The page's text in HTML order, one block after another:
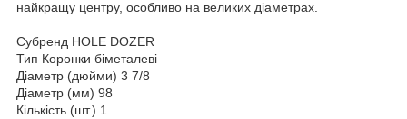
найкращу центру, особливо на великих діаметрах.
Субренд HOLE DOZER
Тип Коронки біметалеві
Діаметр (дюйми) 3 7/8
Діаметр (мм) 98
Кількість (шт.) 1